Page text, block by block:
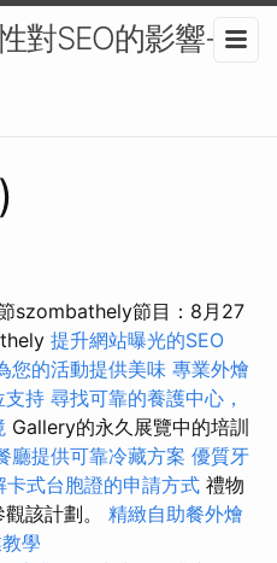
對SEO的影響-
szombathely節目：8月27
提升網站曝光的SEO
您的活動提供美味 專業外燴
支持 尋找可靠的養護中心，
Gallery的永久展覽中的培訓
廳提供可靠冷藏方案 優質牙
卡式台胞證的申請方式 禮物
該計劃。 精緻自助餐外燴
學